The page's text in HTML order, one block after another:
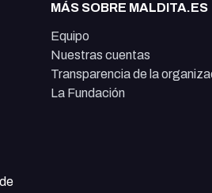
MÁS SOBRE MALDITA.ES
Equipo
Nuestras cuentas
Transparencia de la
La Fundación